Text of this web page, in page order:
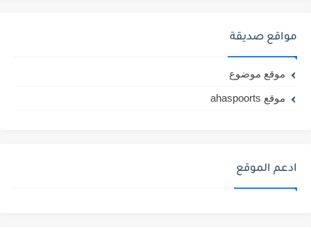
مواقع صديقة
موقع موضوع
موقع ahaspoorts
ادعم الموقع